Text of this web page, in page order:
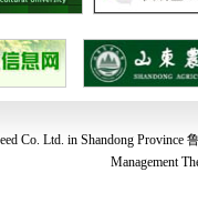
Co. Ltd. in Shandong Province
Management